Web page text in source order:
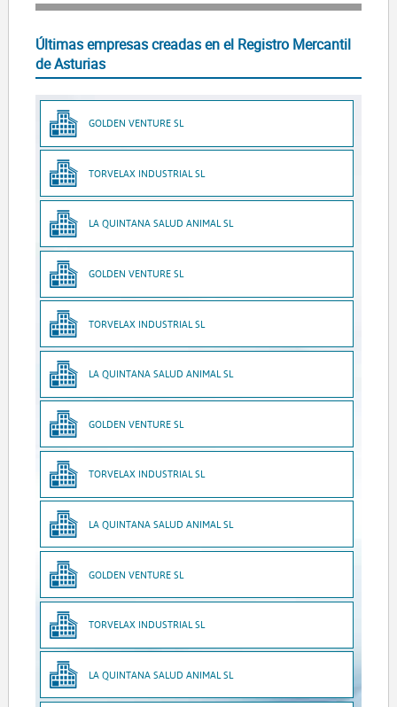
Últimas empresas creadas en el Registro Mercantil
de Asturias
GOLDEN VENTURE SL
TORVELAX INDUSTRIAL SL
LA QUINTANA SALUD ANIMAL SL
GOLDEN VENTURE SL
TORVELAX INDUSTRIAL SL
LA QUINTANA SALUD ANIMAL SL
GOLDEN VENTURE SL
TORVELAX INDUSTRIAL SL
LA QUINTANA SALUD ANIMAL SL
GOLDEN VENTURE SL
TORVELAX INDUSTRIAL SL
LA QUINTANA SALUD ANIMAL SL